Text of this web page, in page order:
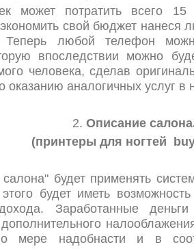
может потратить всего
свой бюджет нанеся
любой телефон
впоследствии можно
человека, сделав
оказанию аналогичных услуг в
2. Описание
(принтеры для ногтей
будет применять
будет иметь
Заработанные
мере надобнасти и в